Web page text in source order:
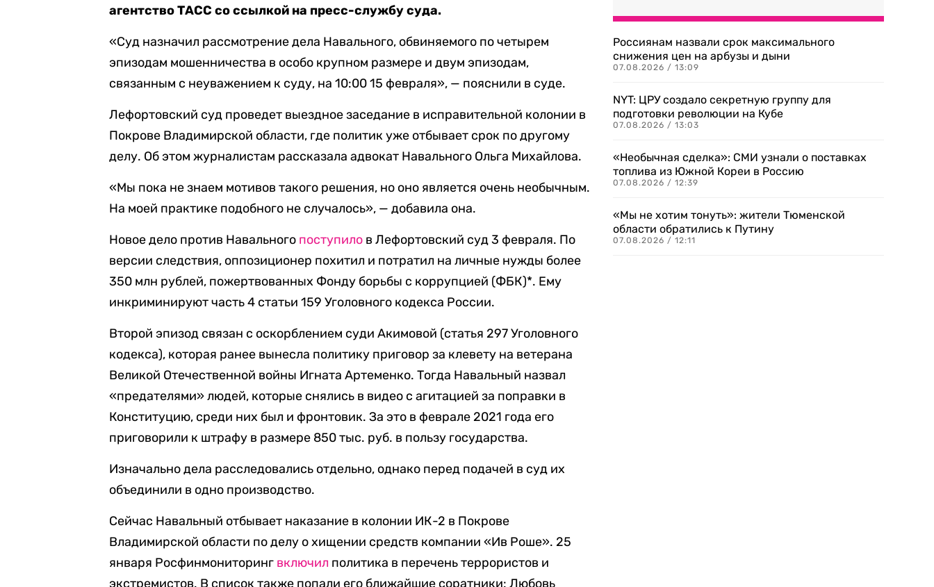
агентство ТАСС со ссылкой на пресс-службу суда.
«Суд назначил рассмотрение дела Навального, обвиняемого по четырем
эпизодам мошенничества в особо крупном размере и двум эпизодам,
связанным с неуважением к суду, на 10:00 15 февраля», — пояснили в суде.
Лефортовский суд проведет выездное заседание в исправительной колонии в
Покрове Владимирской области, где политик уже отбывает срок по другому
делу. Об этом журналистам рассказала адвокат Навального Ольга Михайлова.
«Мы пока не знаем мотивов такого решения, но оно является очень необычным.
На моей практике подобного не случалось», — добавила она.
Новое дело против Навального поступило в Лефортовский суд 3 февраля. По
версии следствия, оппозиционер похитил и потратил на личные нужды более
350 млн рублей, пожертвованных Фонду борьбы с коррупцией (ФБК)*. Ему
инкриминируют часть 4 статьи 159 Уголовного кодекса России.
Второй эпизод связан с оскорблением суди Акимовой (статья 297 Уголовного
кодекса), которая ранее вынесла политику приговор за клевету на ветерана
Великой Отечественной войны Игната Артеменко. Тогда Навальный назвал
«предателями» людей, которые снялись в видео с агитацией за поправки в
Конституцию, среди них был и фронтовик. За это в феврале 2021 года его
приговорили к штрафу в размере 850 тыс. руб. в пользу государства.
Изначально дела расследовались отдельно, однако перед подачей в суд их
объединили в одно производство.
Сейчас Навальный отбывает наказание в колонии ИК-2 в Покрове
Владимирской области по делу о хищении средств компании «Ив Роше». 25
января Росфинмониторинг включил политика в перечень террористов и
экстремистов. В список также попали его ближайшие соратники: Любовь
Россиянам назвали срок максимального
снижения цен на арбузы и дыни
07.08.2026 / 13:09
NYT: ЦРУ создало секретную группу для
подготовки революции на Кубе
07.08.2026 / 13:03
«Необычная сделка»: СМИ узнали о поставках
топлива из Южной Кореи в Россию
07.08.2026 / 12:39
«Мы не хотим тонуть»: жители Тюменской
области обратились к Путину
07.08.2026 / 12:11